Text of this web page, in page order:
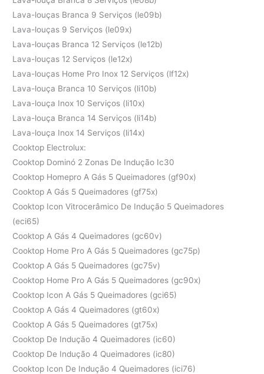
Lava-louças Branca 9 Serviços (le09b)
Lava-louças 9 Serviços (le09x)
Lava-louças Branca 12 Serviços (le12b)
Lava-louças 12 Serviços (le12x)
Lava-louças Home Pro Inox 12 Serviços (lf12x)
Lava-louça Branca 10 Serviços (li10b)
Lava-louça Inox 10 Serviços (li10x)
Lava-louça Branca 14 Serviços (li14b)
Lava-louça Inox 14 Serviços (li14x)
Cooktop Electrolux:
Cooktop Dominó 2 Zonas De Indução Ic30
Cooktop Homepro A Gás 5 Queimadores (gf90x)
Cooktop A Gás 5 Queimadores (gf75x)
Cooktop Icon Vitrocerâmico De Indução 5 Queimadores
(eci65)
Cooktop A Gás 4 Queimadores (gc60v)
Cooktop Home Pro A Gás 5 Queimadores (gc75p)
Cooktop A Gás 5 Queimadores (gc75v)
Cooktop Home Pro A Gás 5 Queimadores (gc90x)
Cooktop Icon A Gás 5 Queimadores (gci65)
Cooktop A Gás 4 Queimadores (gt60x)
Cooktop A Gás 5 Queimadores (gt75x)
Cooktop De Indução 4 Queimadores (ic60)
Cooktop De Indução 4 Queimadores (ic80)
Cooktop Icon De Indução 4 Queimadores (ici76)